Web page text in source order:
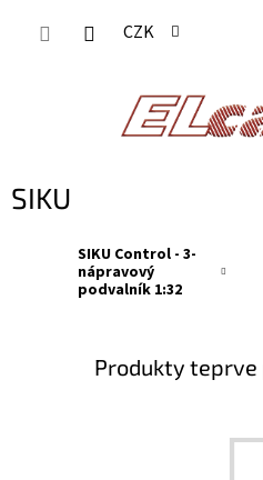
CZK
SIKU
SIKU Control - 3-
nápravový
podvalník 1:32
Produkty